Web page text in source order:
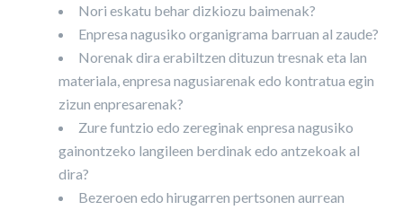
Nori eskatu behar dizkiozu baimenak?
Enpresa nagusiko organigrama barruan al zaude?
Norenak dira erabiltzen dituzun tresnak eta lan
materiala, enpresa nagusiarenak edo kontratua egin
zizun enpresarenak?
Zure funtzio edo zereginak enpresa nagusiko
gainontzeko langileen berdinak edo antzekoak al
dira?
Bezeroen edo hirugarren pertsonen aurrean